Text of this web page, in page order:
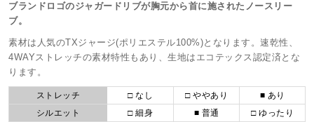
ブランドロゴのジャガードリブが胸元から首に施されたノースリー
ブ。
素材は人気のTXジャージ(ポリエステル100%)となります。速乾性、
4WAYストレッチの素材特性もあり、生地はエコテックス認定済とな
ります。
ストレッチ □ なし □ ややあり
■ あり
シルエット
□ 細身 ■ 普通
□ ゆったり